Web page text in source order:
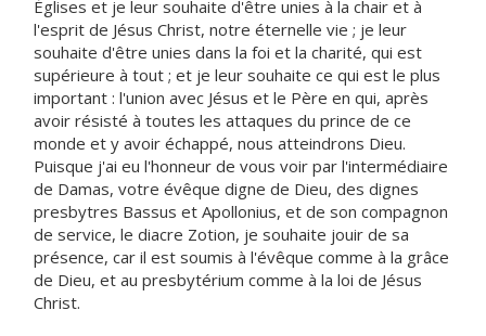
Églises et je leur souhaite d'être unies à la chair et à
l'esprit de Jésus Christ, notre éternelle vie ; je leur
souhaite d'être unies dans la foi et la charité, qui est
supérieure à tout ; et je leur souhaite ce qui est le plus
important : l'union avec Jésus et le Père en qui, après
avoir résisté à toutes les attaques du prince de ce
monde et y avoir échappé, nous atteindrons Dieu.
Puisque j'ai eu l'honneur de vous voir par l'intermédiaire
de Damas, votre évêque digne de Dieu, des dignes
presbytres Bassus et Apollonius, et de son compagnon
de service, le diacre Zotion, je souhaite jouir de sa
présence, car il est soumis à l'évêque comme à la grâce
de Dieu, et au presbytérium comme à la loi de Jésus
Christ.